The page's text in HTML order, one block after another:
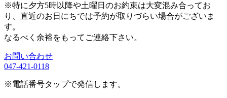
※特に夕方5時以降や土曜日のお約束は大変混み合ってお
り、直近のお日にちでは予約が取りづらい場合がございま
す。
なるべく余裕をもってご連絡下さい。
お問い合わせ
047-421-0118
※電話番号タップで発信します。